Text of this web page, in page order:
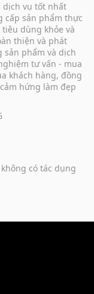
dịch vụ tốt nhất
sản phẩm thực
dùng khỏe và
thiện và phát
phẩm và dịch
tư vấn - mua
khách hàng, đồng
hứng làm đẹp
có tác dụng